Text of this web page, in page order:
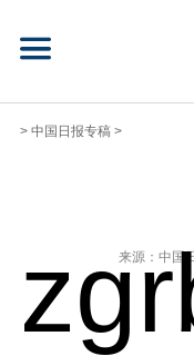
> 中国日报专稿 >
来源：中国